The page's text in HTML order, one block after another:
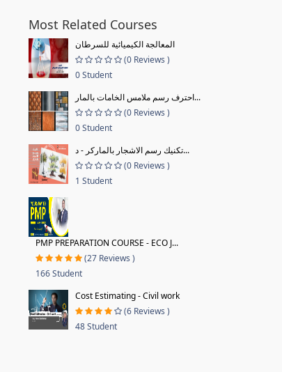
Most Related Courses
المعالجة الكيميائية للسرطان
(0 Reviews )
0 Student
احترف رسم ملامس الخامات بالمار...
(0 Reviews )
0 Student
تكنيك رسم الاشجار بالماركر - د...
(0 Reviews )
1 Student
PMP PREPARATION COURSE - ECO J...
(27 Reviews )
166 Student
Cost Estimating - Civil work
(6 Reviews )
48 Student